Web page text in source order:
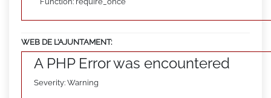
WEB DE L’AJUNTAMENT:
A PHP Error was encountered
Severity: Warning